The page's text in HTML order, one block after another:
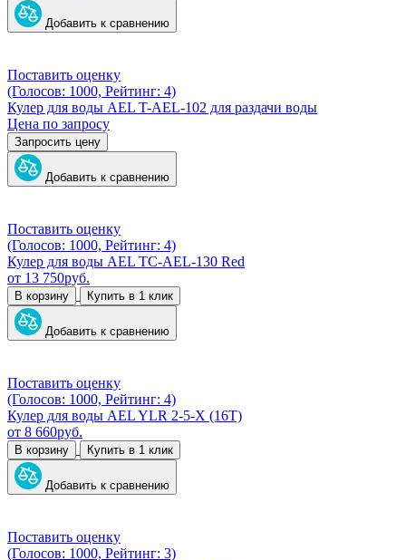
Добавить к сравнению
Поставить оценку
(Голосов: 1000, Рейтинг: 4)
Кулер для воды AEL T-AEL-102 для раздачи воды
Цена по запросу
Запросить цену
Добавить к сравнению
Поставить оценку
(Голосов: 1000, Рейтинг: 4)
Кулер для воды AEL TC-AEL-130 Red
от 13 750руб.
В корзину Купить в 1 клик
Добавить к сравнению
Поставить оценку
(Голосов: 1000, Рейтинг: 4)
Кулер для воды AEL YLR 2-5-X (16T)
от 8 660руб.
В корзину Купить в 1 клик
Добавить к сравнению
Поставить оценку
(Голосов: 1000, Рейтинг: 3)